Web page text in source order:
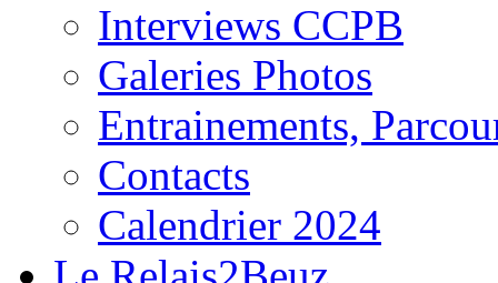
Interviews CCPB
Galeries Photos
Entrainements,
Contacts
Calendrier 2024